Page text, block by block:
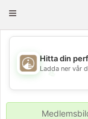
Toggle
💖
Hitta din
Ladda ner vår